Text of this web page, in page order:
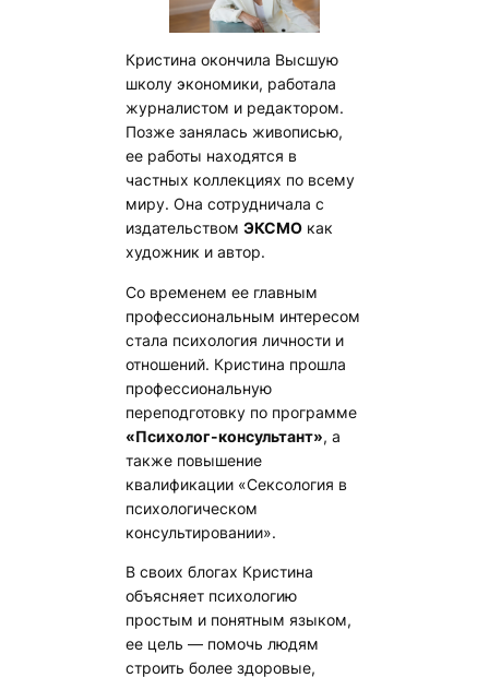
Кристина окончила Высшую
школу экономики, работала
журналистом и редактором.
Позже занялась живописью,
ее работы находятся в
частных коллекциях по всему
миру. Она сотрудничала с
издательствомЭКСМО как
художник и автор.
Со временем ее главным
профессиональным интересом
стала психология личности и
отношений. Кристина прошла
профессиональную
переподготовку по программе
«Психолог-консультант», а
также повышение
квалификации «Сексология в
психологическом
консультировании».
В своих блогах Кристина
объясняет психологию
простым и понятным языком,
ее цель — помочь людям
строить более здоровые,